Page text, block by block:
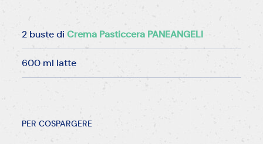
2 buste diCrema Pasticcera PANEANGELI
600 ml latte
PER COSPARGERE